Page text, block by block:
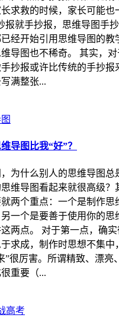
求救的时候，家长可能也
报就手抄报，思维导图手
经开始引用思维导图的教
导图也不稀奇。 其实，
抄报或许比传统的手抄报
满整张...
导图比我“好”？
为什么别人的思维导图总
维导图看起来就很高级？
两个重点：一个是制作思
一个是要善于使用你的思
两点。 对于第一点，确
求成，制作时思想不集中
”很厉害。所谓精致、漂亮
重要（...